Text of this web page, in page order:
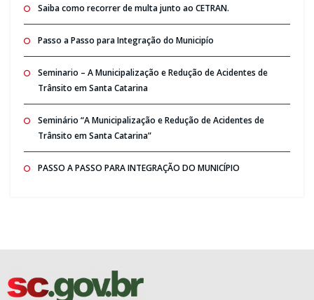
Saiba como recorrer de multa junto ao CETRAN.
Passo a Passo para Integração do Municipío
Seminario – A Municipalização e Redução de Acidentes de
Trânsito em Santa Catarina
Seminário “A Municipalização e Redução de Acidentes de
Trânsito em Santa Catarina”
PASSO A PASSO PARA INTEGRAÇÃO DO MUNICÍPIO